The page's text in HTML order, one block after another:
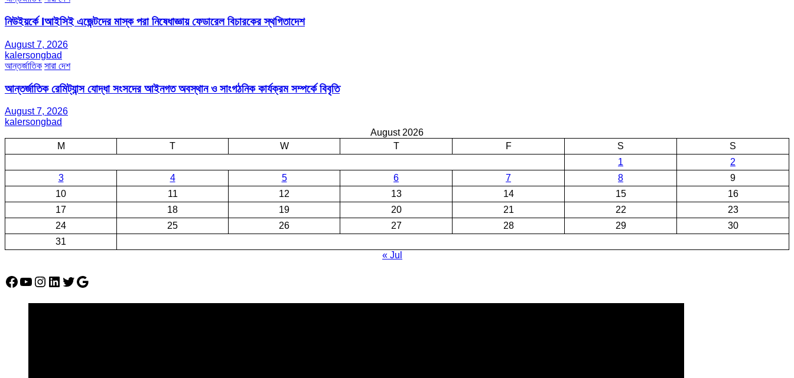
নিউইয়র্কে Iআইসিই এজেন্টদের মাস্ক পরা নিষেধাজ্ঞায় ফেডারেল বিচারকের স্থগিতাদেশ
August 7, 2026
kalersongbad
আন্তর্জাতিক সারা দেশ
আন্তর্জাতিক রেমিট্যান্স যোদ্ধা সংসদের আইনগত অবস্থান ও সাংগঠনিক কার্যক্রম সম্পর্কে বিবৃতি
August 7, 2026
kalersongbad
August 2026
M
T W T F S
S
1
2
3
4 5 6 7 8
9
10
11 12 13 14 15
16
17
18 19 20 21 22
23
24
25 26 27 28 29
30
31
« Jul
Facebook
YouTube
Instagram
LinkedIn
Twitter
Google